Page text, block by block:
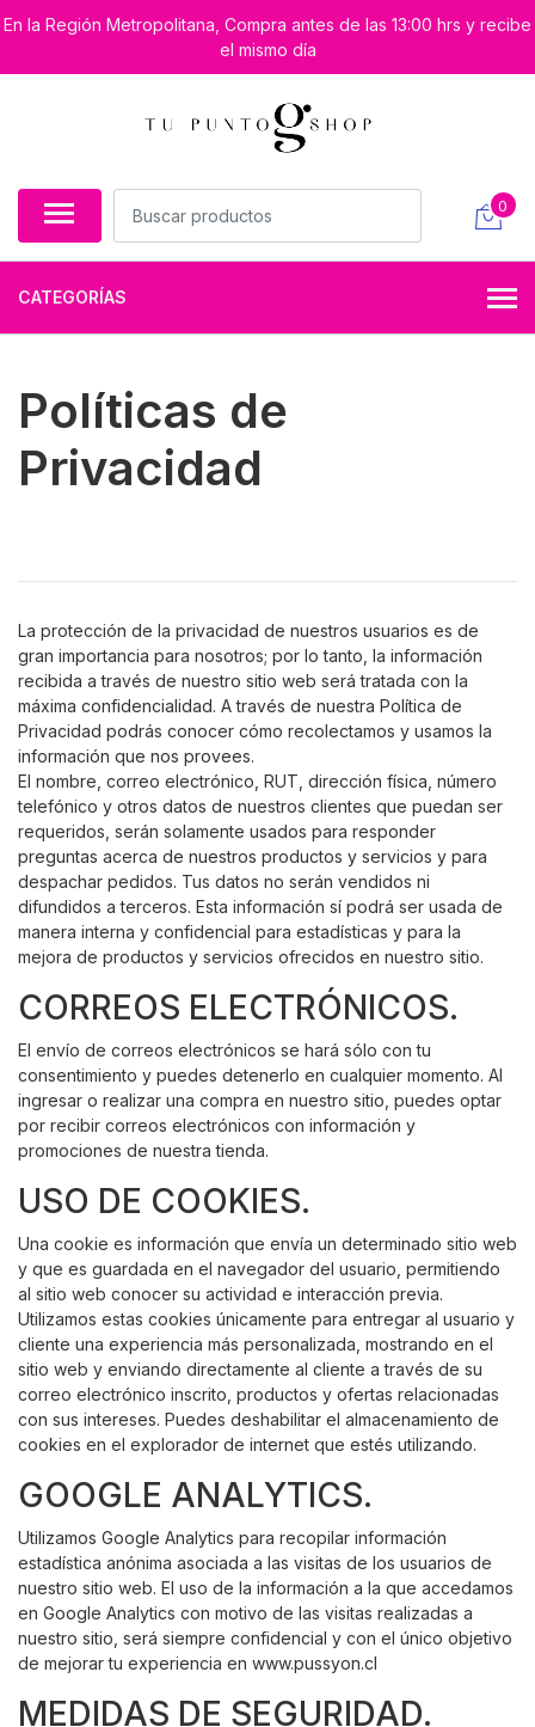
En la Región Metropolitana, Compra antes de las 13:00 hrs y recibe
el mismo día
0
CATEGORÍAS
Políticas de
Privacidad
La protección de la privacidad de nuestros usuarios es de
gran importancia para nosotros; por lo tanto, la información
recibida a través de nuestro sitio web será tratada con la
máxima confidencialidad. A través de nuestra Política de
Privacidad podrás conocer cómo recolectamos y usamos la
información que nos provees.
El nombre, correo electrónico, RUT, dirección física, número
telefónico y otros datos de nuestros clientes que puedan ser
requeridos, serán solamente usados para responder
preguntas acerca de nuestros productos y servicios y para
despachar pedidos. Tus datos no serán vendidos ni
difundidos a terceros. Esta información sí podrá ser usada de
manera interna y confidencial para estadísticas y para la
mejora de productos y servicios ofrecidos en nuestro sitio.
CORREOS ELECTRÓNICOS.
El envío de correos electrónicos se hará sólo con tu
consentimiento y puedes detenerlo en cualquier momento. Al
ingresar o realizar una compra en nuestro sitio, puedes optar
por recibir correos electrónicos con información y
promociones de nuestra tienda.
USO DE COOKIES.
Una cookie es información que envía un determinado sitio web
y que es guardada en el navegador del usuario, permitiendo
al sitio web conocer su actividad e interacción previa.
Utilizamos estas cookies únicamente para entregar al usuario y
cliente una experiencia más personalizada, mostrando en el
sitio web y enviando directamente al cliente a través de su
correo electrónico inscrito, productos y ofertas relacionadas
con sus intereses. Puedes deshabilitar el almacenamiento de
cookies en el explorador de internet que estés utilizando.
GOOGLE ANALYTICS.
Utilizamos Google Analytics para recopilar información
estadística anónima asociada a las visitas de los usuarios de
nuestro sitio web. El uso de la información a la que accedamos
en Google Analytics con motivo de las visitas realizadas a
nuestro sitio, será siempre confidencial y con el único objetivo
de mejorar tu experiencia en www.pussyon.cl
MEDIDAS DE SEGURIDAD.